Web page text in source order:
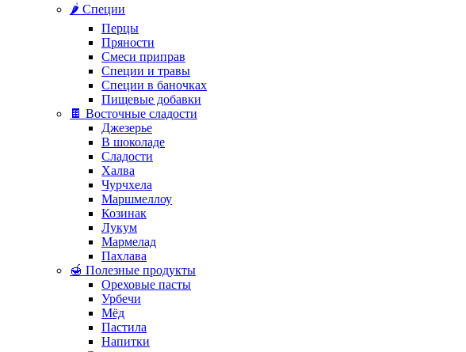
🌶️ Специи
Перцы
Пряности
Смеси приправ
Специи и травы
Специи в баночках
Пищевые добавки
🍫 Восточные сладости
Джезерье
В шоколаде
Сладости
Халва
Чурчхела
Маршмеллоу
Козинак
Лукум
Мармелад
Пахлава
🍯 Полезные продукты
Ореховые пасты
Урбечи
Мёд
Пастила
Напитки